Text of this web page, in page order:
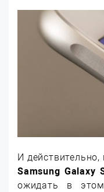
И
Samsung Galaxy
ожидать в